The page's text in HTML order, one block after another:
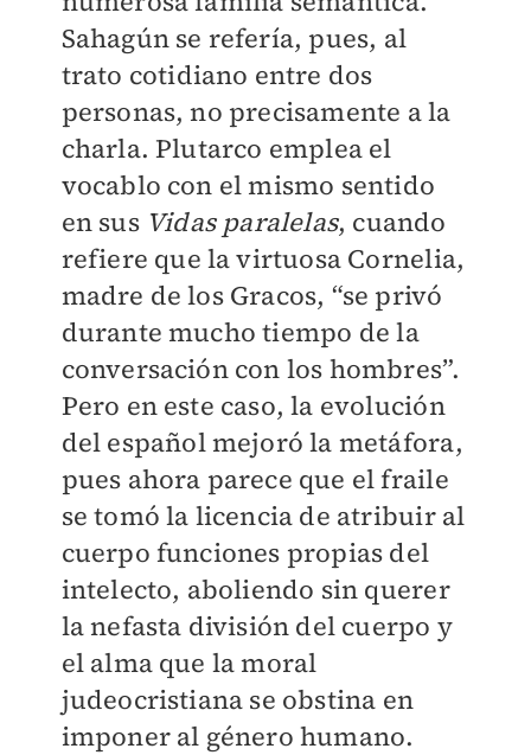
Sahagún se refería, pues, al
trato cotidiano entre dos
personas, no precisamente a la
charla. Plutarco emplea el
vocablo con el mismo sentido
en sus Vidas paralelas, cuando
refiere que la virtuosa Cornelia,
madre de los Gracos, “se privó
durante mucho tiempo de la
conversación con los hombres”.
Pero en este caso, la evolución
del español mejoró la metáfora,
pues ahora parece que el fraile
se tomó la licencia de atribuir al
cuerpo funciones propias del
intelecto, aboliendo sin querer
la nefasta división del cuerpo y
el alma que la moral
judeocristiana se obstina en
imponer al género humano.